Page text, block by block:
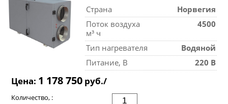
Страна
Норвегия
Поток воздуха
м³ ч
4500
Тип нагревателя
Водяной
Питание, В
220 В
Цена: 1 178 750 руб./
Количество, :